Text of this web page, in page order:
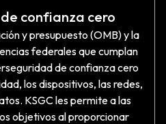
confianza cero
y presupuesto (OMB) y la
federales que cumplan
de confianza cero
los dispositivos, las redes,
KSGC les permite a las
objetivos al proporcionar